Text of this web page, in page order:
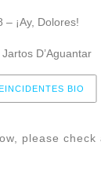
– ¡Ay, Dolores!
D’Aguantar
BIO
please check